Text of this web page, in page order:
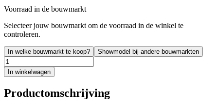
Voorraad in de bouwmarkt
Selecteer jouw bouwmarkt om de voorraad in de winkel te
controleren.
In welke bouwmarkt te koop? Showmodel bij andere bouwmarkten
In winkelwagen
Productomschrijving